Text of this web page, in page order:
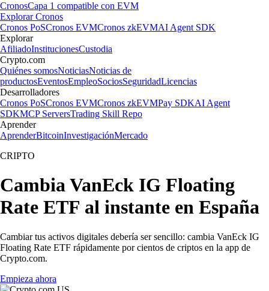
CronosCapa 1 compatible con EVM
Explorar Cronos
Cronos PoSCronos EVMCronos zkEVMAI Agent SDK
Explorar
AfiliadoInstitucionesCustodia
Crypto.com
Quiénes somosNoticiasNoticias de
productosEventosEmpleoSociosSeguridadLicencias
Desarrolladores
Cronos PoSCronos EVMCronos zkEVMPay SDKAI Agent
SDKMCP ServersTrading Skill Repo
Aprender
AprenderBitcoinInvestigaciónMercado
CRIPTO
Cambia VanEck IG Floating
Rate ETF al instante en España
Cambiar tus activos digitales debería ser sencillo: cambia VanEck IG
Floating Rate ETF rápidamente por cientos de criptos en la app de
Crypto.com.
Empieza ahora